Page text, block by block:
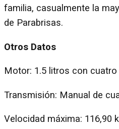
familia, casualmente la
de Parabrisas.
Otros Datos
Motor: 1.5 litros con
Transmisión: Manual de
Velocidad máxima: 116,90